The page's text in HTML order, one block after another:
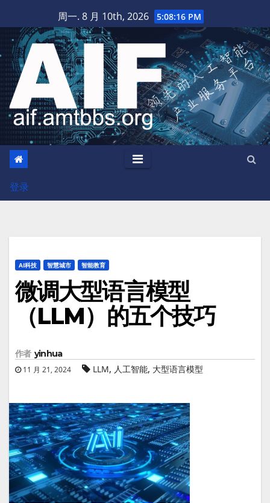
至
内
容
周一. 8 月 10th, 2026 5:08:18 PM
登录
AI科技 智慧城市 智能教育
微调大型语言模型
（LLM）的五个技巧
作者 yinhua
11 月 21, 2024 LLM, 人工智能, 大型语言模型